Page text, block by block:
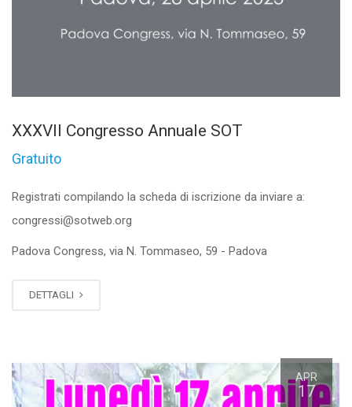
XXXVII Congresso Annuale SOT
Gratuito
Registrati compilando la scheda di iscrizione da inviare a:
congressi@sotweb.org
Padova Congress, via N. Tommaseo, 59 - Padova
DETTAGLI
APR
17